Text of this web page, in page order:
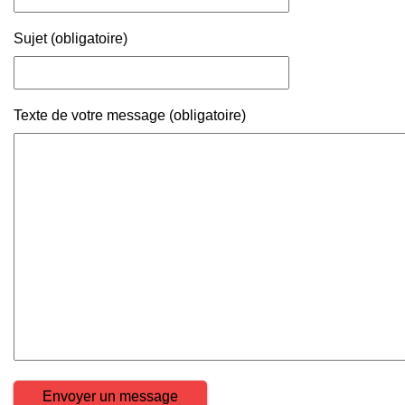
Sujet (obligatoire)
Texte de votre message (obligatoire)